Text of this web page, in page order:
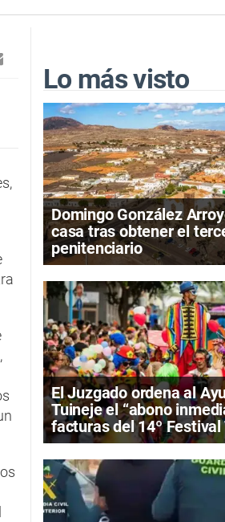
Lo más visto
Domingo González
casa tras obtener el
penitenciario
El Juzgado ordena al
Tuineje el “abono
facturas del 14º Festival